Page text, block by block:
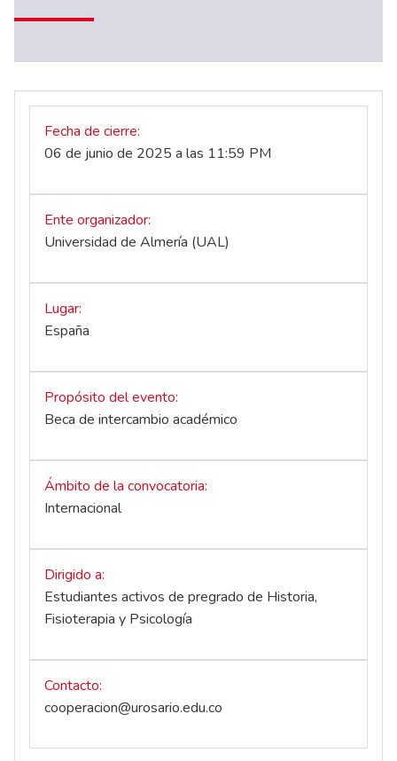
Fecha de cierre
06 de junio de 2025 a las 11:59 PM
Ente organizador
Universidad de Almería (UAL)
Lugar
España
Propósito del evento
Beca de intercambio académico
Ámbito de la convocatoria
Internacional
Dirigido a
Estudiantes activos de pregrado de Historia,
Fisioterapia y Psicología
Contacto
cooperacion@urosario.edu.co